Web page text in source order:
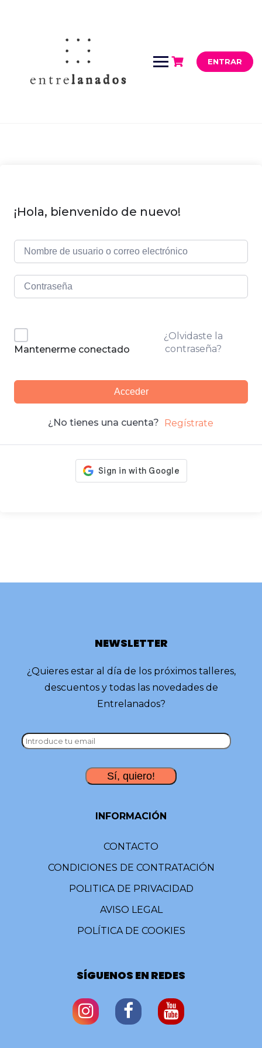
ENTRAR
¡Hola, bienvenido de nuevo!
Mantenerme conectado
¿Olvidaste la
contraseña?
Acceder
¿No tienes una cuenta? Regístrate
NEWSLETTER
¿Quieres estar al día de los próximos talleres,
descuentos y todas las novedades de
Entrelanados?
INFORMACIÓN
CONTACTO
CONDICIONES DE CONTRATACIÓN
POLITICA DE PRIVACIDAD
AVISO LEGAL
POLÍTICA DE COOKIES
SÍGUENOS EN REDES